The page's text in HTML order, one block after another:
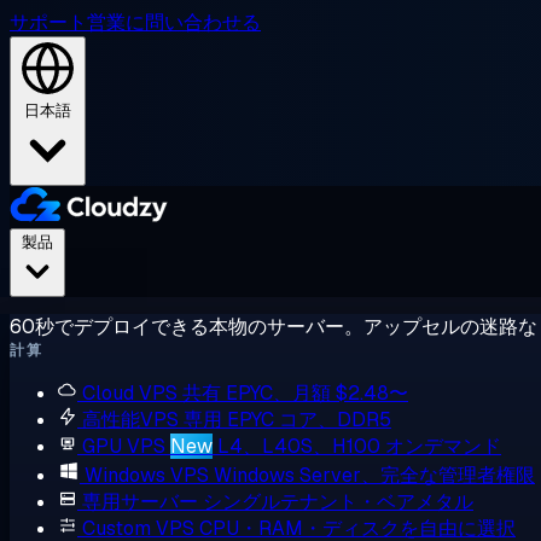
サポート営業に問い合わせる
日本語
60秒でデプロイできる本物のサーバー。アップセルの迷路
計算
Cloud VPS 共有 EPYC、月額 $2.48〜
高性能VPS 専用 EPYC コア、DDR5
GPU VPS New L4、L40S、H100 オンデマンド
Windows VPS Windows Server、完全な管理者権限
専用サーバー シングルテナント・ベアメタル
Custom VPS CPU・RAM・ディスクを自由に選択